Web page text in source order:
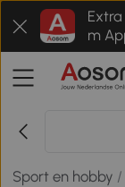
Extra
m
Sport en hobby /